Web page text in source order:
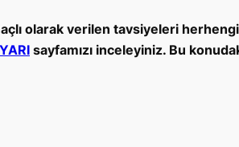
olarak verilen tavsiyeleri
sayfamızı inceleyiniz. Bu